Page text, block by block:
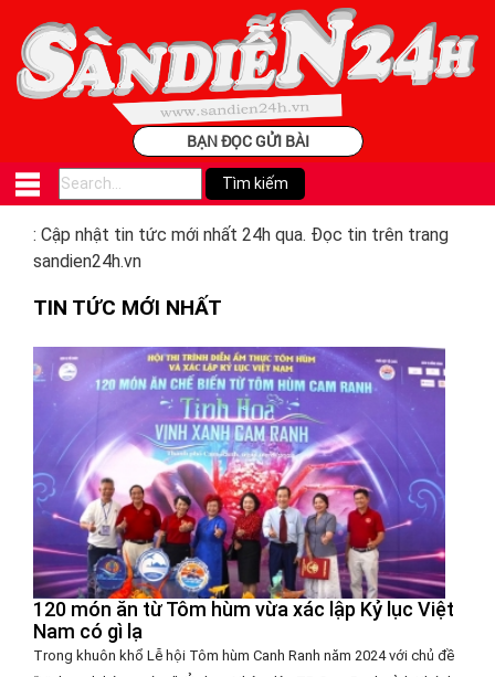
BẠN ĐỌC GỬI BÀI
: Cập nhật tin tức mới nhất 24h qua. Đọc tin trên trang
sandien24h.vn
TIN TỨC MỚI NHẤT
120 món ăn từ Tôm hùm vừa xác lập Kỷ lục Việt
Nam có gì lạ
Trong khuôn khổ Lễ hội Tôm hùm Canh Ranh năm 2024 với chủ đề